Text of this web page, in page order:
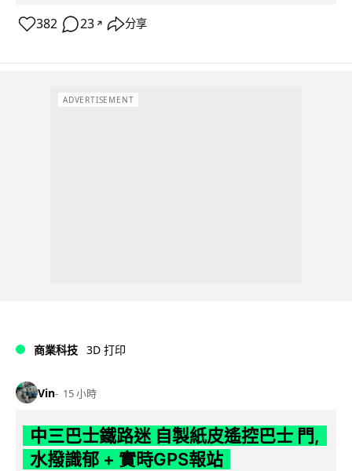
382 23 ↗ 分享
ADVERTISEMENT
商業科技 3D 打印
Vin 15 小時
中三巴士鐵路迷 自製紙皮遙控巴士 門,
水撥識郁 + 實時GPS報站